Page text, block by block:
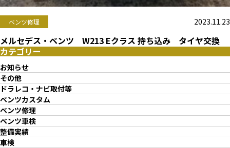
ベンツ修理 2023.11.23
メルセデス・ベンツ W213 Eクラス 持ち込み タイヤ交換
カテゴリー
お知らせ
その他
ドラレコ・ナビ取付等
ベンツカスタム
ベンツ修理
ベンツ車検
整備実績
車検